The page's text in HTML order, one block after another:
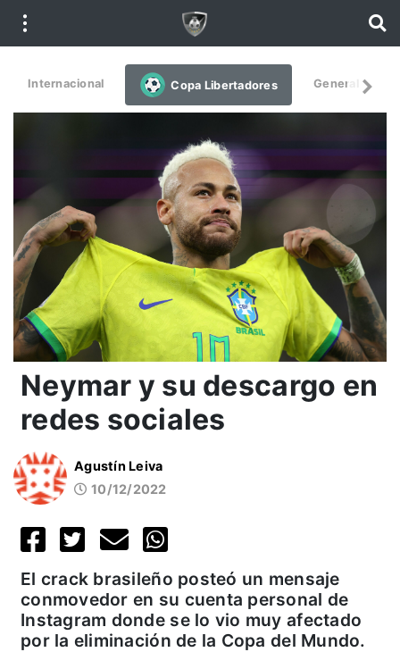
Internacional Copa Libertadores General
Neymar y su descargo en
redes sociales
Agustín Leiva
10/12/2022
El crack brasileño posteó un mensaje
conmovedor en su cuenta personal de
Instagram donde se lo vio muy afectado
por la eliminación de la Copa del Mundo.